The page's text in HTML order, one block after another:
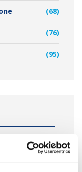
(68)
(76)
(95)
allontanamento